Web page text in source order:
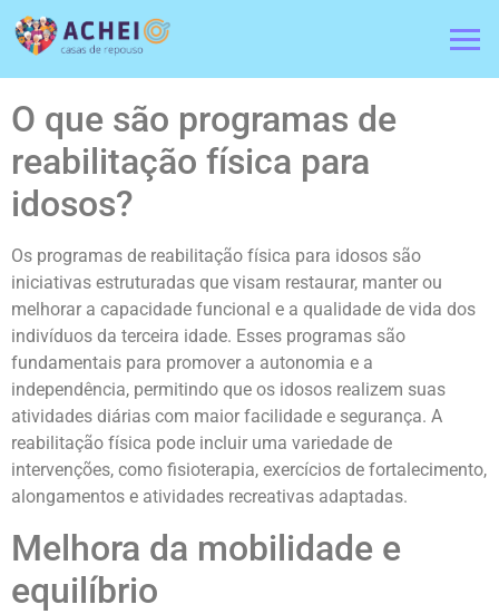
O que são programas de
reabilitação física para
idosos?
Os programas de reabilitação física para idosos são
iniciativas estruturadas que visam restaurar, manter ou
melhorar a capacidade funcional e a qualidade de vida dos
indivíduos da terceira idade. Esses programas são
fundamentais para promover a autonomia e a
independência, permitindo que os idosos realizem suas
atividades diárias com maior facilidade e segurança. A
reabilitação física pode incluir uma variedade de
intervenções, como fisioterapia, exercícios de fortalecimento,
alongamentos e atividades recreativas adaptadas.
Melhora da mobilidade e
equilíbrio